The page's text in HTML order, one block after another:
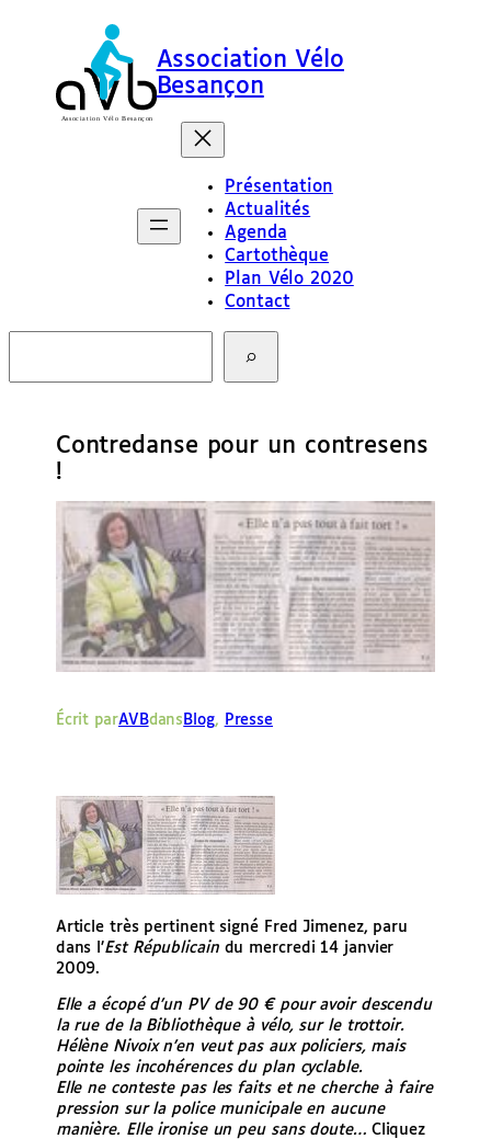
Association Vélo
Besançon
Présentation
Actualités
Agenda
Cartothèque
Plan Vélo 2020
Contact
c
Contredanse pour un contresens
!
Écrit parAVBdans Blog, Presse
Article très pertinent signé Fred Jimenez, paru
dans l’Est Républicaindu mercredi 14 janvier
2009.
Elle a écopé d’un PV de 90 € pour avoir descendu
la rue de la Bibliothèque à vélo, sur le trottoir.
Hélène Nivoix n’en veut pas aux policiers, mais
pointe les incohérences du plan cyclable.
Elle ne conteste pas les faits et ne cherche à faire
pression sur la police municipale en aucune
manière. Elle ironise un peu sans doute… Cliquez